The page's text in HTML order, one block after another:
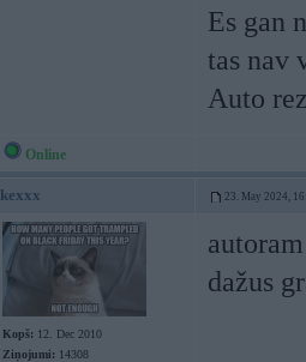
Es gan
tas nav
Auto
Online
kexxx 23. May 2024,
Kopš: 12. Dec 2010
Ziņojumi: 14308
dažus